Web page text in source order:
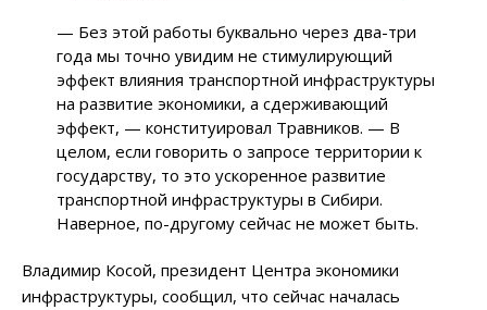
— Без этой работы буквально через два-три
года мы точно увидим не стимулирующий
эффект влияния транспортной инфраструктуры
на развитие экономики, а сдерживающий
эффект, — конституировал Травников. — В
целом, если говорить о запросе территории к
государству, то это ускоренное развитие
транспортной инфраструктуры в Сибири.
Наверное, по-другому сейчас не может быть.
Владимир Косой, президент Центра экономики
инфраструктуры, сообщил, что сейчас началась